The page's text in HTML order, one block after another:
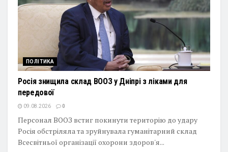
ПОЛІТИКА
Росія знищила склад ВООЗ у Дніпрі з ліками для
передової
09.08.2026 0
Персонал ВООЗ встиг покинути територію до удару
Росія обстріляла та зруйнувала гуманітарний склад
Всесвітньої організації охорони здоров'я...